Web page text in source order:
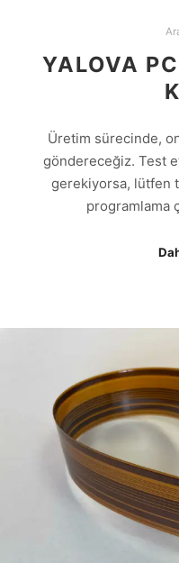
YALOVA
Üretim sürecinde,
göndereceğiz. Test
gerekiyorsa, lütfen
programlama